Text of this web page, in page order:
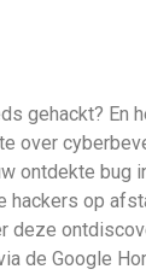
gehackt?
over
ontdekte bug
op
de Google